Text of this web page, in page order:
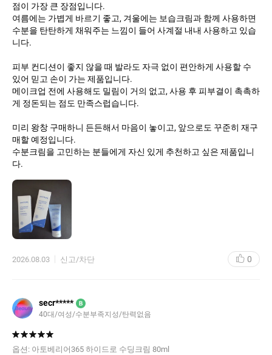
점이 가장 큰 장점입니다.
여름에는 가볍게 바르기 좋고, 겨울에는 보습크림과 함께 사용하면
수분을 탄탄하게 채워주는 느낌이 들어 사계절 내내 사용하고 있습
니다.
피부 컨디션이 좋지 않을 때 발라도 자극 없이 편안하게 사용할 수
있어 믿고 손이 가는 제품입니다.
메이크업 전에 사용해도 밀림이 거의 없고, 사용 후 피부결이 촉촉하
게 정돈되는 점도 만족스럽습니다.
미리 왕창 구매하니 든든해서 마음이 놓이고, 앞으로도 꾸준히 재구
매할 예정입니다.
수분크림을 고민하는 분들에게 자신 있게 추천하고 싶은 제품입니
다.
2026.08.03 신고/차단 0
secr***** B
40대 여성 수분부족지성 탄력없음
옵션: 아토베리어365 하이드로 수딩크림 80ml